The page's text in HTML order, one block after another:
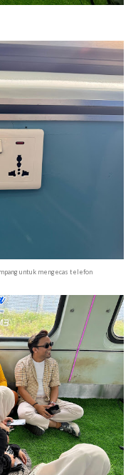
untuk mengecas telefon